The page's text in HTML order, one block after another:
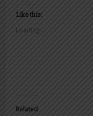
Like this:
Loading...
Related